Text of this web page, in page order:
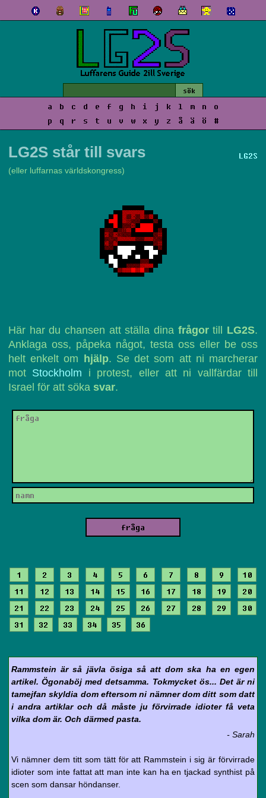
a b c d e f g h i j k l m n
o
p
q r s t u v w x y z å ä ö #
LG2S
LG2S står till svars
(eller luffarnas världskongress)
Här har du chansen att ställa dina frågortill LG2S.
Anklaga oss, påpeka något, testa oss eller be oss
helt enkelt om
hjälp. Se det som att ni marcherar
mot Stockholm i protest, eller att ni vallfärdar till
Israel för att söka svar.
1 2 3 4 5 6 7 8 9
10
11
12 13 14 15 16 17 18 19
20
21
22 23 24 25 26 27 28 29
30
31
32 33 34 35 36
Rammstein är så jävla ösiga så att dom ska ha en egen
artikel. Ögonaböj med detsamma. Tokmycket ös... Det är ni
tamejfan skyldia dom eftersom ni nämner dom ditt som datt
i andra artiklar och då måste ju förvirrade idioter få veta
vilka dom är. Och därmed pasta.
- Sarah
Vi nämner dem titt som tätt för att Rammstein i sig är förvirrade
idioter som inte fattat att man inte kan ha en tjackad synthist på
scen som dansar höndanser.